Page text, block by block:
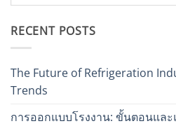
RECENT POSTS
The Future of Refrigeration
Trends
การออกแบบโรงงาน: ขั้นตอนแล